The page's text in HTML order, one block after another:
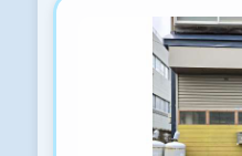
２台目敷地内駐
ードヒーティン
( ・ᴗ・ )⸝⚑⚐゛︎︎︎
2026-02-23